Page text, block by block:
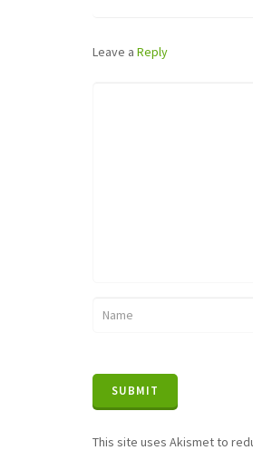
Leave a Reply
This site uses Akismet to